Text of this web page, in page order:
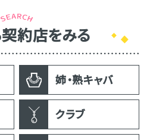
約店をみる
姉・熟キャバ
クラブ